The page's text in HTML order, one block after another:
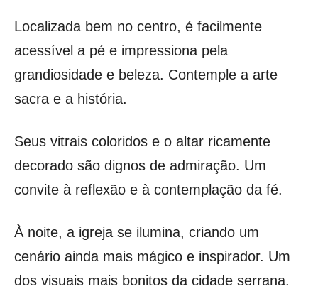
Localizada bem no centro, é facilmente
acessível a pé e impressiona pela
grandiosidade e beleza. Contemple a arte
sacra e a história.
Seus vitrais coloridos e o altar ricamente
decorado são dignos de admiração. Um
convite à reflexão e à contemplação da fé.
À noite, a igreja se ilumina, criando um
cenário ainda mais mágico e inspirador. Um
dos visuais mais bonitos da cidade serrana.